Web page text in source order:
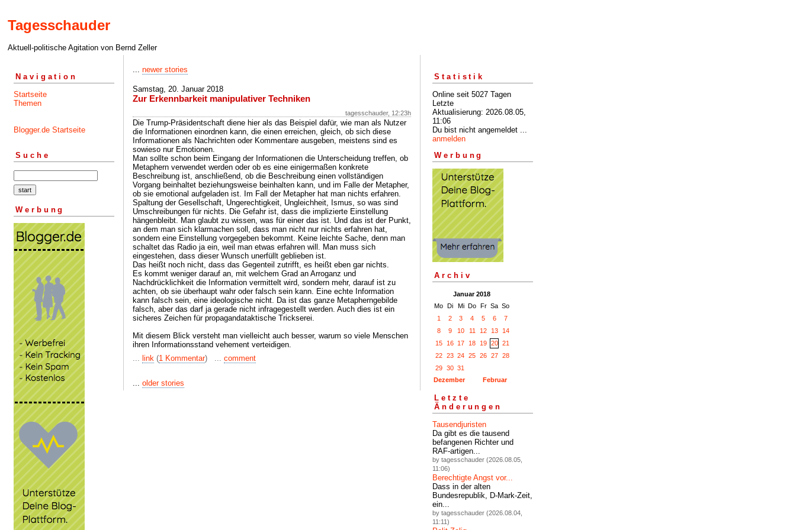
Tagesschauder
Aktuell-politische Agitation von Bernd Zeller
Navigation
Startseite
Themen
Blogger.de Startseite
Suche
Werbung
... newer stories
Samstag, 20. Januar 2018
Zur Erkennbarkeit manipulativer Techniken
tagesschauder, 12:23h
Die Trump-Präsidentschaft diene hier als das Beispiel dafür, wie man als Nutzer
die Informationen einordnen kann, die einen erreichen, gleich, ob sich diese
Informationen als Nachrichten oder Kommentare ausgeben, meistens sind es
sowieso nur Emotionen.
Man sollte schon beim Eingang der Informationen die Unterscheidung treffen, ob
Metaphern verwendet werden oder ob es eine einigermaßen konkrete
Beschreibung ist, anschließend, ob die Beschreibung einen vollständigen
Vorgang beinhaltet beziehungsweise beinhalten kann, und im Falle der Metapher,
ob sie emotional aufgeladen ist. Im Fall der Metapher hat man nichts erfahren.
Spaltung der Gesellschaft, Ungerechtigkeit, Ungleichheit, Ismus, so was sind
Umschreibungen für nichts. Die Gefahr ist, dass die implizierte Einstellung
hängenbleibt. Man glaubt zu wissen, was für einer das ist. Und das ist der Punkt,
an dem man sich klarmachen soll, dass man nicht nur nichts erfahren hat,
sondern eine Einstellung vorgegeben bekommt. Keine leichte Sache, denn man
schaltet das Radio ja ein, weil man etwas erfahren will. Man muss sich
eingestehen, dass dieser Wunsch unerfüllt geblieben ist.
Das heißt noch nicht, dass das Gegenteil zutrifft, es heißt eben gar nichts.
Es kommt weniger darauf an, mit welchem Grad an Arroganz und
Nachdrücklichkeit die Information vermittelt wird, sondern mehr, darauf ist zu
achten, ob sie überhaupt wahr oder falsch sein kann. Eine echte Information
kann falsch sein, eine ideologische nicht. Da ist das ganze Metapherngebilde
falsch, aber das darf ja gerade nicht infragegestellt werden. Auch dies ist ein
sicheres Zeichen für propagandataktische Trickserei.
Mit diesem Blick versteht man vielleicht auch besser, warum so viele Menschen
ihren Informationsstand vehement verteidigen.
... link (1 Kommentar) ... comment
... older stories
Statistik
Online seit 5027 Tagen
Letzte
Aktualisierung: 2026.08.05,
11:06
Du bist nicht angemeldet ...
anmelden
Werbung
Archiv
Januar 2018
Mo Di Mi Do Fr Sa So
1
2 3 4 5 6
7
8
9 10 11 12 13
14
15
16 17 18 19 20
21
22
23 24 25 26 27
28
29
30 31
Dezember
Februar
Letzte
Änderungen
Tausendjuristen
Da gibt es die tausend
befangenen Richter und
RAF-artigen...
by tagesschauder (2026.08.05,
11:06)
Berechtigte Angst vor...
Dass in der alten
Bundesrepublik, D-Mark-Zeit,
ein...
by tagesschauder (2026.08.04,
11:11)